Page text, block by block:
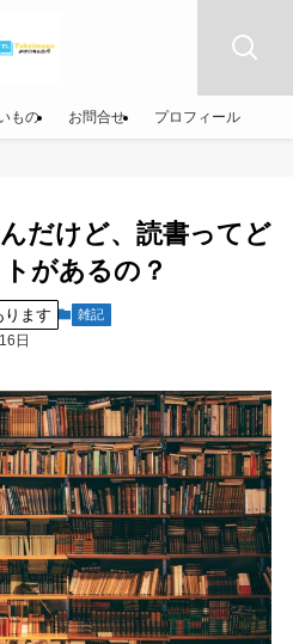
もの お問合せ プロフィール
だけど、読書ってど
があるの？
ります 雑記
日